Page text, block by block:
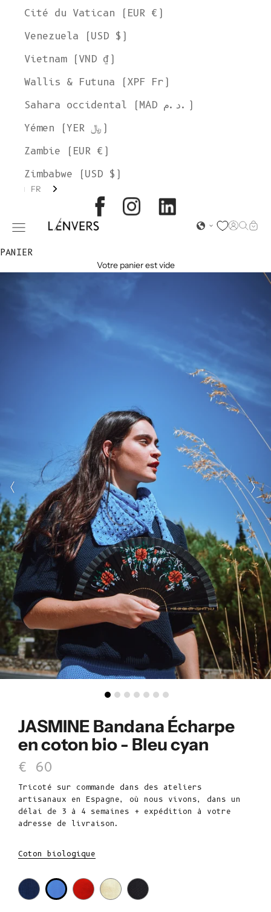
L'ENVERS
Ouvrir le menu de navigation Page
Cité du Vatican (EUR €)
Venezuela (USD $)
Vietnam (VND ₫)
Wallis & Futuna (XPF Fr)
Sahara occidental (MAD د.م.)
Yémen (YER ﷼)
Zambie (EUR €)
Zimbabwe (USD $)
FR
PANIER
Votre panier est vide
JASMINE Bandana Écharpe
en coton bio - Bleu cyan
Prix de vente
€ 60
Tricoté sur commande dans des ateliers
artisanaux en Espagne, où nous vivons, dans un
délai de 3 à 4 semaines + expédition à votre
adresse de livraison.
Coton biologique